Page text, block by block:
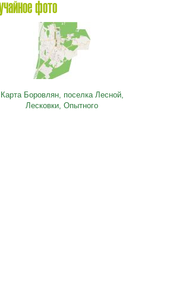
фото
Карта Боровлян, поселка Лесной,
Лесковки, Опытного